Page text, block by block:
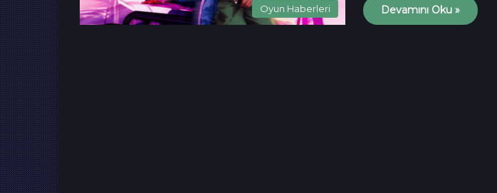
Oyun Haberleri Devamını Oku »